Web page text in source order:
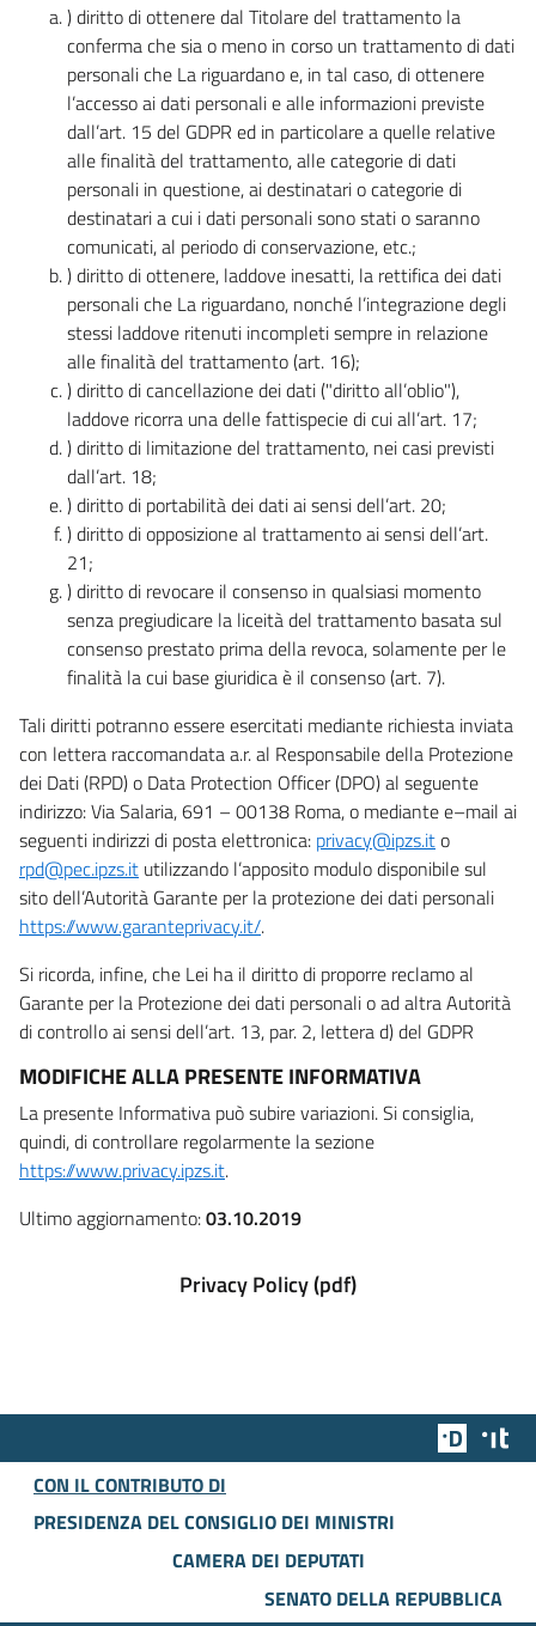
) diritto di ottenere dal Titolare del trattamento la
conferma che sia o meno in corso un trattamento di dati
personali che La riguardano e, in tal caso, di ottenere
l’accesso ai dati personali e alle informazioni previste
dall’art. 15 del GDPR ed in particolare a quelle relative
alle finalità del trattamento, alle categorie di dati
personali in questione, ai destinatari o categorie di
destinatari a cui i dati personali sono stati o saranno
comunicati, al periodo di conservazione, etc.;
) diritto di ottenere, laddove inesatti, la rettifica dei dati
personali che La riguardano, nonché l’integrazione degli
stessi laddove ritenuti incompleti sempre in relazione
alle finalità del trattamento (art. 16);
) diritto di cancellazione dei dati ("diritto all’oblio"),
laddove ricorra una delle fattispecie di cui all’art. 17;
) diritto di limitazione del trattamento, nei casi previsti
dall’art. 18;
) diritto di portabilità dei dati ai sensi dell’art. 20;
) diritto di opposizione al trattamento ai sensi dell’art.
21;
) diritto di revocare il consenso in qualsiasi momento
senza pregiudicare la liceità del trattamento basata sul
consenso prestato prima della revoca, solamente per le
finalità la cui base giuridica è il consenso (art. 7).
Tali diritti potranno essere esercitati mediante richiesta inviata
con lettera raccomandata a.r. al Responsabile della Protezione
dei Dati (RPD) o Data Protection Officer (DPO) al seguente
indirizzo: Via Salaria, 691 – 00138 Roma, o mediante e–mail ai
seguenti indirizzi di posta elettronica: privacy@ipzs.ito
rpd@pec.ipzs.it utilizzando l’apposito modulo disponibile sul
sito dell’Autorità Garante per la protezione dei dati personali
https://www.garanteprivacy.it/.
Si ricorda, infine, che Lei ha il diritto di proporre reclamo al
Garante per la Protezione dei dati personali o ad altra Autorità
di controllo ai sensi dell’art. 13, par. 2, lettera d) del GDPR
MODIFICHE ALLA PRESENTE INFORMATIVA
La presente Informativa può subire variazioni. Si consiglia,
quindi, di controllare regolarmente la sezione
https://www.privacy.ipzs.it.
Ultimo aggiornamento:03.10.2019
Privacy Policy (pdf)
Team
CON IL CONTRIBUTO DI
PRESIDENZA DEL CONSIGLIO DEI MINISTRI
CAMERA DEI DEPUTATI
SENATO DELLA REPUBBLICA